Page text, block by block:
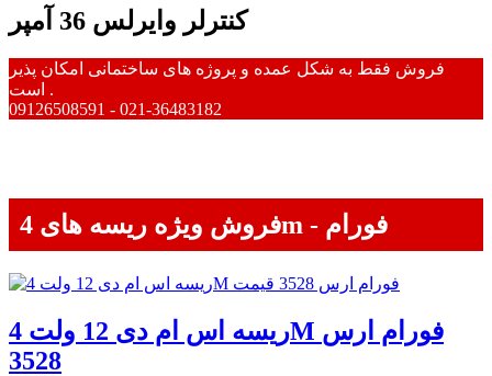
کنترلر وایرلس 36 آمپر
فروش فقط به شکل عمده و پروژه های ساختمانی امکان پذیر
است .
09126508591 - 021-36483182
فروش ویژه ریسه های 4m - فورام
ریسه اس ام دی 12 ولت 4M فورام ارس
3528